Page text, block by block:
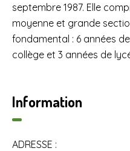
septembre 1987. Elle
moyenne et grande
fondamental : 6 années
collège et 3 années de
Information
ADRESSE :